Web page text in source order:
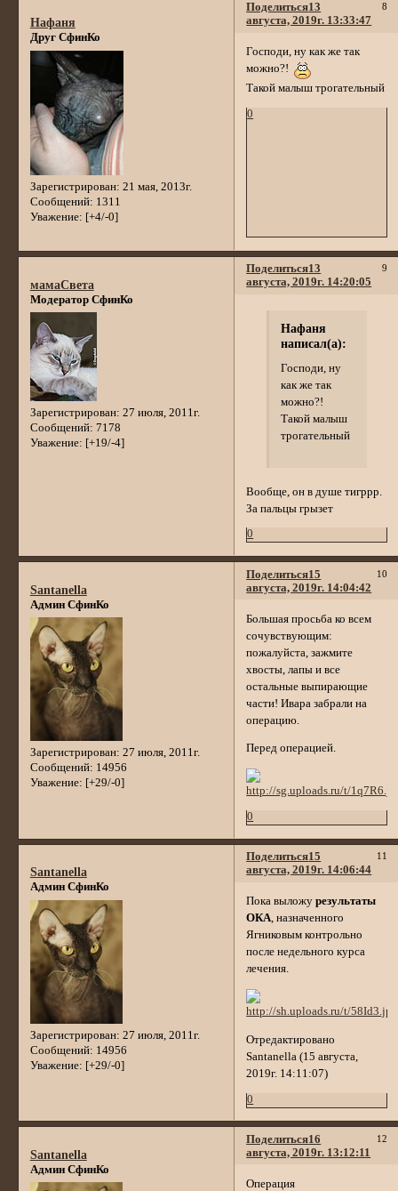
Поделиться 8
13
августа, 2019г. 13:33:47
Нафаня
Друг СфинКо
Зарегистрирован: 21 мая, 2013г.
Сообщений: 1311
Уважение: [+4/-0]
Господи, ну как же так
можно?!
Такой малыш трогательный
0
Поделиться 9
13
августа, 2019г. 14:20:05
мамаСвета
Модератор СфинКо
Зарегистрирован: 27 июля, 2011г.
Сообщений: 7178
Уважение: [+19/-4]
Нафаня
написал(а):
Господи, ну
как же так
можно?!
Такой малыш
трогательный
Вообще, он в душе тигррр.
За пальцы грызет
0
Поделиться 10
15
августа, 2019г. 14:04:42
Santanella
Админ СфинКо
Зарегистрирован: 27 июля, 2011г.
Сообщений: 14956
Уважение: [+29/-0]
Большая просьба ко всем
сочувствующим:
пожалуйста, зажмите
хвосты, лапы и все
остальные выпирающие
части! Ивара забрали на
операцию.
Перед операцией.
0
Поделиться 11
15
августа, 2019г. 14:06:44
Santanella
Админ СфинКо
Зарегистрирован: 27 июля, 2011г.
Сообщений: 14956
Уважение: [+29/-0]
Пока выложурезультаты
ОКА, назначенного
Ягниковым контрольно
после недельного курса
лечения.
Отредактировано
Santanella (15 августа,
2019г. 14:11:07)
0
Поделиться 12
16
августа, 2019г. 13:12:11
Santanella
Админ СфинКо
Операция